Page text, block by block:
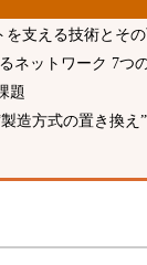
を支える技術とそ
ネットワーク 7つ
題
造方式の置き換え